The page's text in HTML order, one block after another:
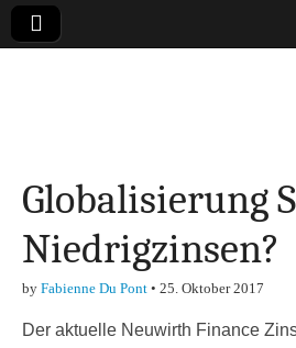
Finanzen,
Marketing-,
&
Globalisierung
Niedrigzinsen?
by Fabienne Du Pont • 25. Oktober 2017
Der aktuelle Neuwirth Finance